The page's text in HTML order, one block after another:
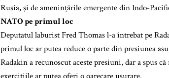
Rusia, și de amenințările emergente din Indo-
NATO pe primul loc
Deputatul laburist Fred Thomas l-a întrebat pe
primul loc ar putea reduce o parte din presiunea
Radakin a recunoscut aceste presiuni, dar a spus